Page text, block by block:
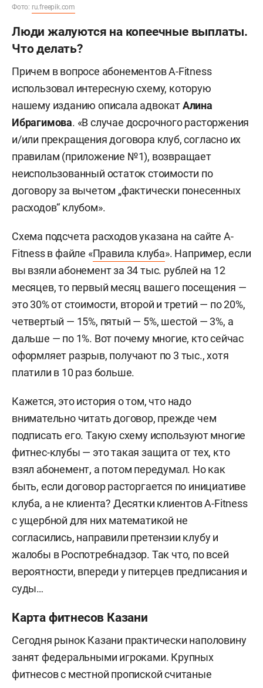
Фото: ru.freepik.com
Люди жалуются на копеечные выплаты.
Что делать?
Причем в вопросе абонементов A-Fitness
использовал интересную схему, которую
нашему изданию описала адвокатАлина
Ибрагимова. «В случае досрочного расторжения
и/или прекращения договора клуб, согласно их
правилам (приложение №1), возвращает
неиспользованный остаток стоимости по
договору за вычетом „фактически понесенных
расходов“ клубом».
Схема подсчета расходов указана на сайте A-
Fitness в файле «Правила клуба». Например, если
вы взяли абонемент за 34 тыс. рублей на 12
месяцев, то первый месяц вашего посещения —
это 30% от стоимости, второй и третий — по 20%,
четвертый — 15%, пятый — 5%, шестой — 3%, а
дальше — по 1%. Вот почему многие, кто сейчас
оформляет разрыв, получают по 3 тыс., хотя
платили в 10 раз больше.
Кажется, это история о том, что надо
внимательно читать договор, прежде чем
подписать его. Такую схему используют многие
фитнес-клубы — это такая защита от тех, кто
взял абонемент, а потом передумал. Но как
быть, если договор расторгается по инициативе
клуба, а не клиента? Десятки клиентов A-Fitness
c ущербной для них математикой не
согласились, направили претензии клубу и
жалобы в Роспотребнадзор. Так что, по всей
вероятности, впереди у питерцев предписания и
суды…
Карта фитнесов Казани
Сегодня рынок Казани практически наполовину
занят федеральными игроками. Крупных
фитнесов с местной пропиской считаные